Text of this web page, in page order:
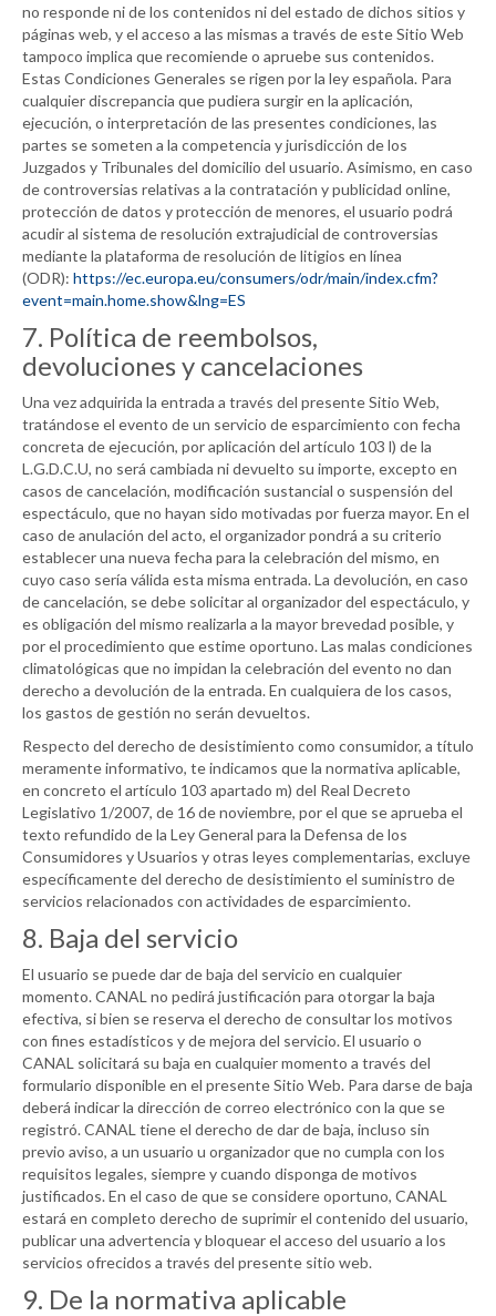
no responde ni de los contenidos ni del estado de dichos sitios y
páginas web, y el acceso a las mismas a través de este Sitio Web
tampoco implica que recomiende o apruebe sus contenidos.
Estas Condiciones Generales se rigen por la ley española. Para
cualquier discrepancia que pudiera surgir en la aplicación,
ejecución, o interpretación de las presentes condiciones, las
partes se someten a la competencia y jurisdicción de los
Juzgados y Tribunales del domicilio del usuario. Asimismo, en caso
de controversias relativas a la contratación y publicidad online,
protección de datos y protección de menores, el usuario podrá
acudir al sistema de resolución extrajudicial de controversias
mediante la plataforma de resolución de litigios en línea
(ODR): https://ec.europa.eu/consumers/odr/main/index.cfm?
event=main.home.show&lng=ES
7. Política de reembolsos,
devoluciones y cancelaciones
Una vez adquirida la entrada a través del presente Sitio Web,
tratándose el evento de un servicio de esparcimiento con fecha
concreta de ejecución, por aplicación del artículo 103 l) de la
L.G.D.C.U, no será cambiada ni devuelto su importe, excepto en
casos de cancelación, modificación sustancial o suspensión del
espectáculo, que no hayan sido motivadas por fuerza mayor. En el
caso de anulación del acto, el organizador pondrá a su criterio
establecer una nueva fecha para la celebración del mismo, en
cuyo caso sería válida esta misma entrada. La devolución, en caso
de cancelación, se debe solicitar al organizador del espectáculo, y
es obligación del mismo realizarla a la mayor brevedad posible, y
por el procedimiento que estime oportuno. Las malas condiciones
climatológicas que no impidan la celebración del evento no dan
derecho a devolución de la entrada. En cualquiera de los casos,
los gastos de gestión no serán devueltos.
Respecto del derecho de desistimiento como consumidor, a título
meramente informativo, te indicamos que la normativa aplicable,
en concreto el artículo 103 apartado m) del Real Decreto
Legislativo 1/2007, de 16 de noviembre, por el que se aprueba el
texto refundido de la Ley General para la Defensa de los
Consumidores y Usuarios y otras leyes complementarias, excluye
específicamente del derecho de desistimiento el suministro de
servicios relacionados con actividades de esparcimiento.
8. Baja del servicio
El usuario se puede dar de baja del servicio en cualquier
momento.CANAL no pedirá justificación para otorgar la baja
efectiva, si bien se reserva el derecho de consultar los motivos
con fines estadísticos y de mejora del servicio. El usuario o
CANAL solicitará su baja en cualquier momento a través del
formulario disponible en el presente Sitio Web. Para darse de baja
deberá indicar la dirección de correo electrónico con la que se
registró.CANAL tiene el derecho de dar de baja, incluso sin
previo aviso, a un usuario u organizador que no cumpla con los
requisitos legales, siempre y cuando disponga de motivos
justificados. En el caso de que se considere oportuno, CANAL
estará en completo derecho de suprimir el contenido del usuario,
publicar una advertencia y bloquear el acceso del usuario a los
servicios ofrecidos a través del presente sitio web.
9. De la normativa aplicable